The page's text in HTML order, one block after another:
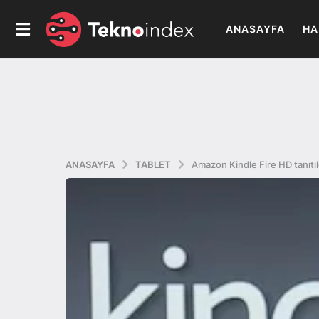
ANASAYFA
ANASAYFA TABLET Amazon Kindle Fire HD